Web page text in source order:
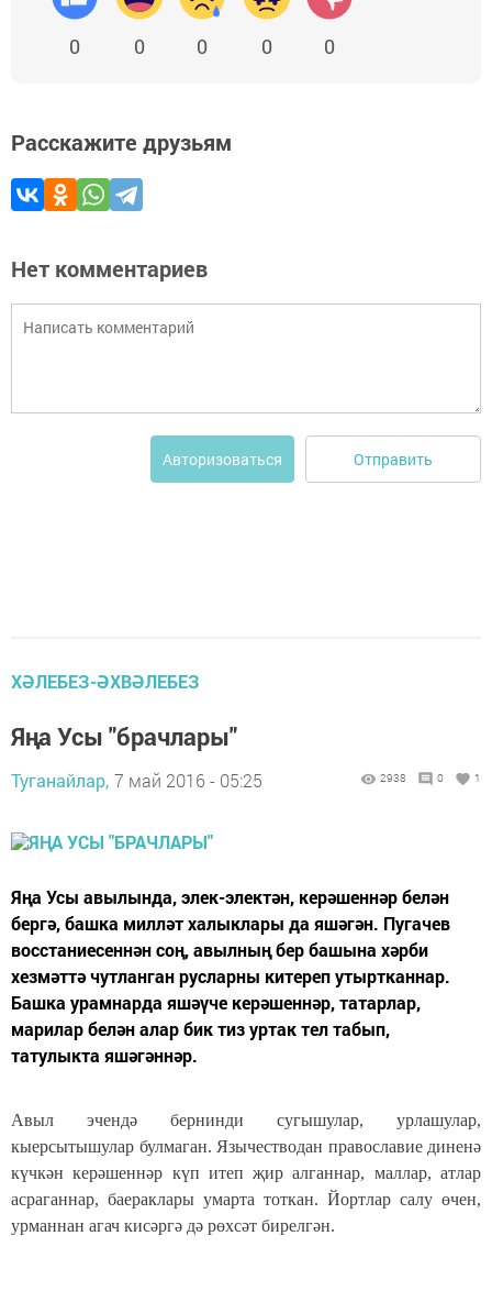
0 0 0 0 0
Расскажите друзьям
Нет комментариев
Авторизоваться Отправить
ХӘЛЕБЕЗ-ӘХВӘЛЕБЕЗ
Яңа Усы "брачлары"
Туганайлар, 7 май 2016 - 05:25 2938 0 1
Яңа Усы авылында, элек-электән, керәшеннәр белән
бергә, башка милләт халыклары да яшәгән. Пугачев
восстаниесеннән соң, авылның бер башына хәрби
хезмәттә чутланган русларны китереп утыртканнар.
Башка урамнарда яшәүче керәшеннәр, татарлар,
марилар белән алар бик тиз уртак тел табып,
татулыкта яшәгәннәр.
Авыл эчендә бернинди сугышулар, урлашулар,
кыерсытышулар булмаган. Язычестводан православие диненә
күчкән керәшеннәр күп итеп җир алганнар, маллар, атлар
асраганнар, баераклары умарта тоткан. Йортлар салу өчен,
урманнан агач кисәргә дә рөхсәт бирелгән.